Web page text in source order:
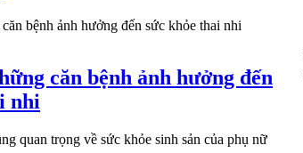
căn bệnh ảnh hưởng đến
nhi